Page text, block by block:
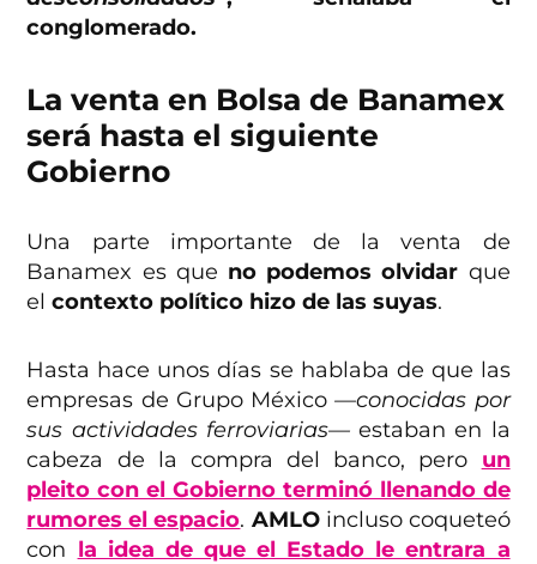
conglomerado.
La venta en Bolsa de Banamex
será hasta el siguiente
Gobierno
Una parte importante de la venta de
Banamex es que no podemos olvidar que
elcontexto político hizo de las suyas.
Hasta hace unos días se hablaba de que las
empresas de Grupo México—conocidas por
sus actividades ferroviarias—estaban en la
cabeza de la compra del banco, pero un
pleito con el Gobierno terminó llenando de
rumores el espacio. AMLOincluso coqueteó
con la idea de que el Estado le entrara a